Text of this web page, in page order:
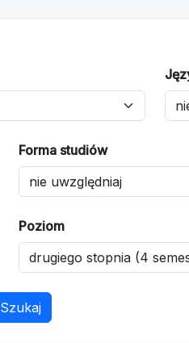
Forma studiów
Poziom
Szukaj